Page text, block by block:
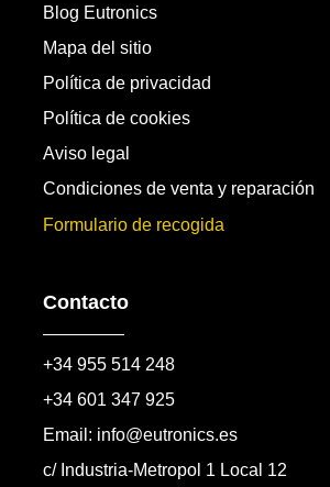
Blog Eutronics
Mapa del sitio
Política de privacidad
Política de cookies
Aviso legal
Condiciones de venta y reparación
Formulario de recogida
Contacto
+34 955 514 248
+34 601 347 925
Email: info@eutronics.es
c/ Industria-Metropol 1 Local 12